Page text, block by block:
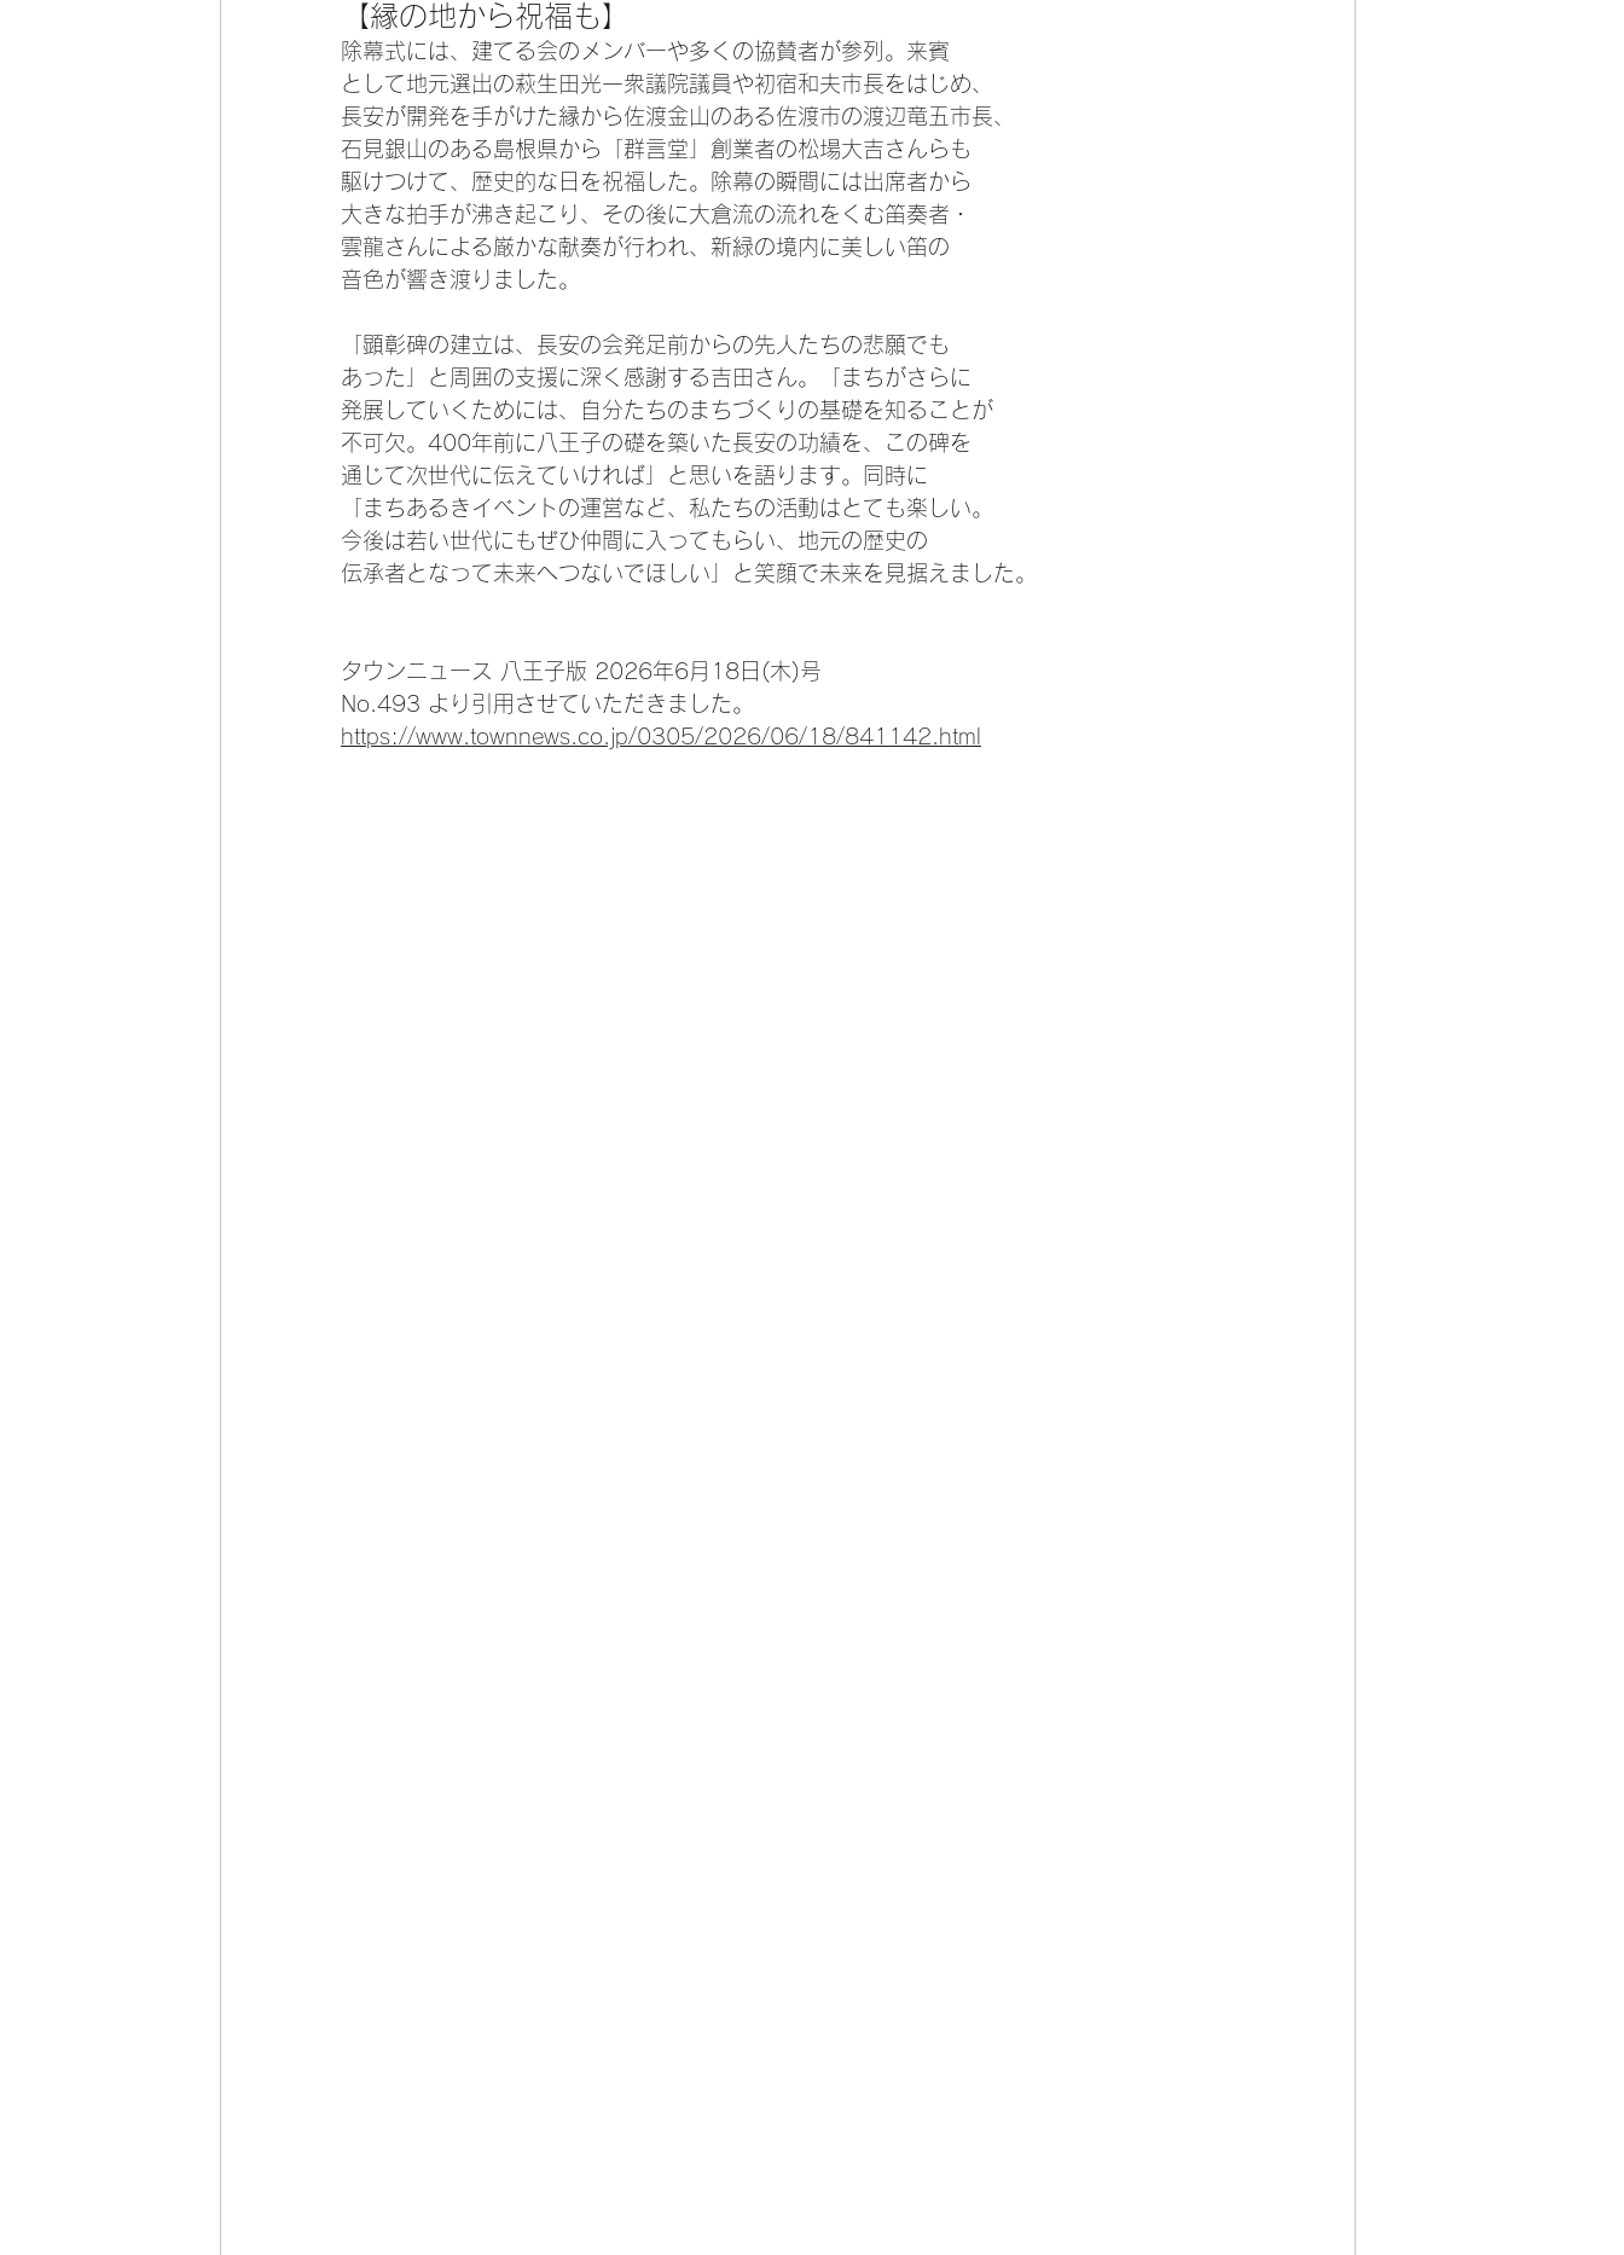
【縁の地から祝福も】
除幕式には、建てる会のメンバーや多くの協賛者が参列。来賓
として地元選出の萩生田光一衆議院議員や初宿和夫市長をはじめ、
長安が開発を手がけた縁から佐渡金山のある佐渡市の渡辺竜五市長、
石見銀山のある島根県から「群言堂」創業者の松場大吉さんらも
駆けつけて、歴史的な日を祝福した。除幕の瞬間には出席者から
大きな拍手が沸き起こり、その後に大倉流の流れをくむ笛奏者・
雲龍さんによる厳かな献奏が行われ、新緑の境内に美しい笛の
音色が響き渡りました。
「顕彰碑の建立は、長安の会発足前からの先人たちの悲願でも
あった」と周囲の支援に深く感謝する吉田さん。「まちがさらに
発展していくためには、自分たちのまちづくりの基礎を知ることが
不可欠。400年前に八王子の礎を築いた長安の功績を、この碑を
通じて次世代に伝えていければ」と思いを語ります。同時に
「まちあるきイベントの運営など、私たちの活動はとても楽しい。
今後は若い世代にもぜひ仲間に入ってもらい、地元の歴史の
伝承者となって未来へつないでほしい」と笑顔で未来を見据えました。
タウンニュース 八王子版 2026年6月18日(木)号
No.493 より引用させていただきました。
https://www.townnews.co.jp/0305/2026/06/18/841142.html